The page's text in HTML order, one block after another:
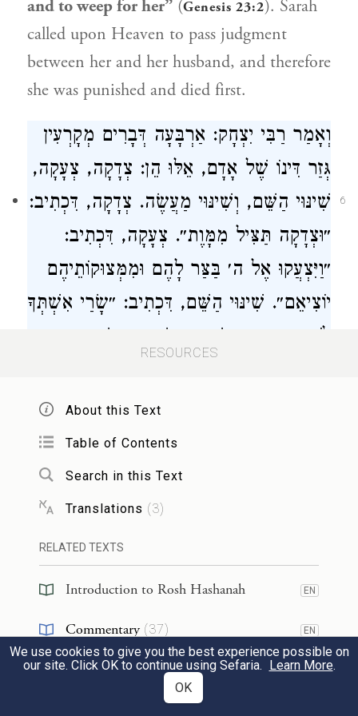
and to weep for her” (Genesis 23:2). Sarah
called upon Heaven to pass judgment
between her and her husband, and therefore
she was punished and died first.
6
וְאָמַר רַבִּי יִצְחָק: אַרְבָּעָה דְּבָרִים מְקָרְעִין
גְּזַר דִּינוֹ שֶׁל אָדָם, אֵלּוּ הֵן: צְדָקָה, צְעָקָה,
שִׁינּוּי הַשֵּׁם, וְשִׁינּוּי מַעֲשֶׂה. צְדָקָה, דִּכְתִיב:
״וּצְדָקָה תַּצִּיל מִמָּוֶת״. צְעָקָה, דִּכְתִיב:
״וַיִּצְעֲקוּ אֶל ה׳ בַּצַּר לָהֶם וּמִמְּצוּקוֹתֵיהֶם
יוֹצִיאֵם״. שִׁינּוּי הַשֵּׁם, דִּכְתִיב: ״שָׂרַי אִשְׁתְּךָ
לֹא תִקְרָא אֶת שְׁמָהּ
שָׂרָי
שָׂרָה
מִמֶּנָּה לְךָ בֵּן״. שִׁינּוּי מַעֲשֶׂה, דִּכְתִיב:
״וַיַּרְא הָאֱלֹהִים אֶת מַעֲשֵׂיהֶם״, וּכְתִיב:
״וַיִּנָּחֶם הָאֱלֹהִים עַל הָרָעָה אֲשֶׁר דִּבֶּר
לַעֲשׂוֹת לָהֶם וְלֹא עָשָׂה״.
AndRabbi Yitzḥak
sentence is torn up onaccount offour
types ofactions. These are:Giving
charity,
crying outin prayer,
name, and a change ofone’sdeedsfor the
better. An allusion may be found in
RESOURCES
About this Text
Table of Contents
Search in this Text
Translations (3)
RELATED TEXTS
Introduction to Rosh Hashanah EN
Commentary (37) EN
Tanakh(5) EN
We use cookies to give you the best experience possible on
our site. Click OK to continue using Sefaria. Learn More.
OK